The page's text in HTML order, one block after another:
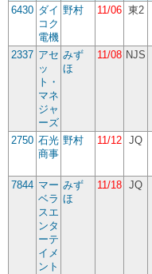
6430 ダイ
コク
電機
野村 11/06 東2
2337 アセ
ッ
ト・
マネ
ジャ
ーズ
みず
ほ
11/08 NJS
2750 石光
商事
野村 11/12 JQ
7844 マー
ベラ
スエ
ンタ
ーテ
イメ
ント
みず
ほ
11/18 JQ